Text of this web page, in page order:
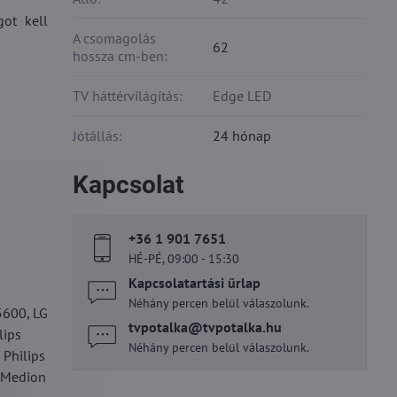
kell
LG
Philips
A csomagolás
hossza cm-ben:
62
TV háttérvilágítás: Edge LED
Jótállás: 24 hónap
Kapcsolat
+36 1 901 7651
HÉ-PÉ, 09:00 - 15:30
Kapcsolatartási űrlap
Néhány percen belül válaszolunk.
tvpotalka​@tvpotalka​.hu
Néhány percen belül válaszolunk.